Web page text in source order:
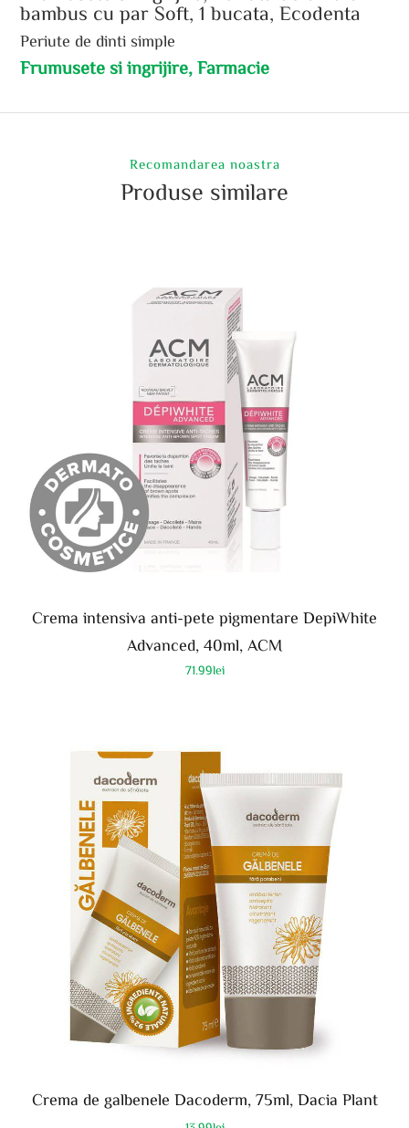
bambus cu par Soft, 1 bucata, Ecodenta
Periute de dinti simple
Frumusete si ingrijire, Farmacie
Recomandarea noastra
Produse similare
Crema intensiva anti-pete pigmentare DepiWhite
Advanced, 40ml, ACM
71.99lei
Crema de galbenele Dacoderm, 75ml, Dacia Plant